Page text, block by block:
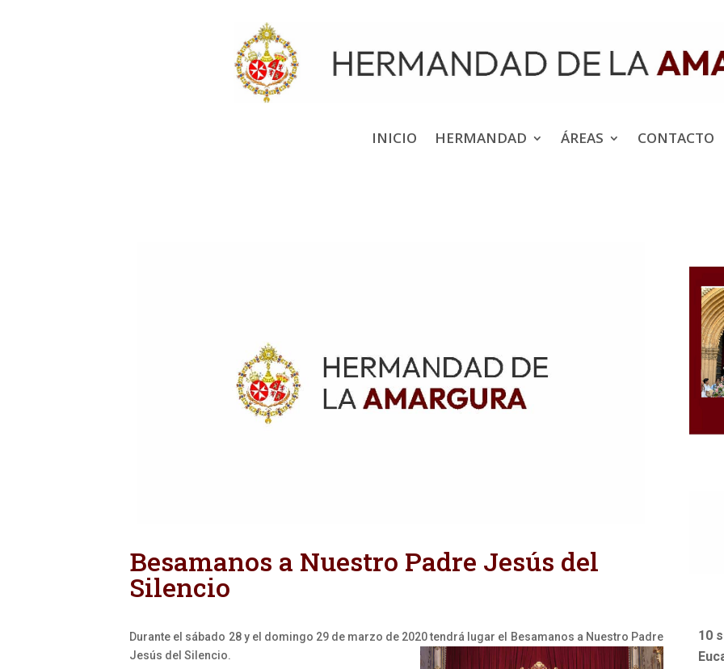
INICIO HERMANDAD ÁREAS CONTACTO
Besamanos a Nuestro Padre Jesús del
Silencio
Durante el sábado 28 y el domingo 29 de marzo de 2020 tendrá lugar el Besamanos a Nuestro Padre
Jesús del Silencio.
10